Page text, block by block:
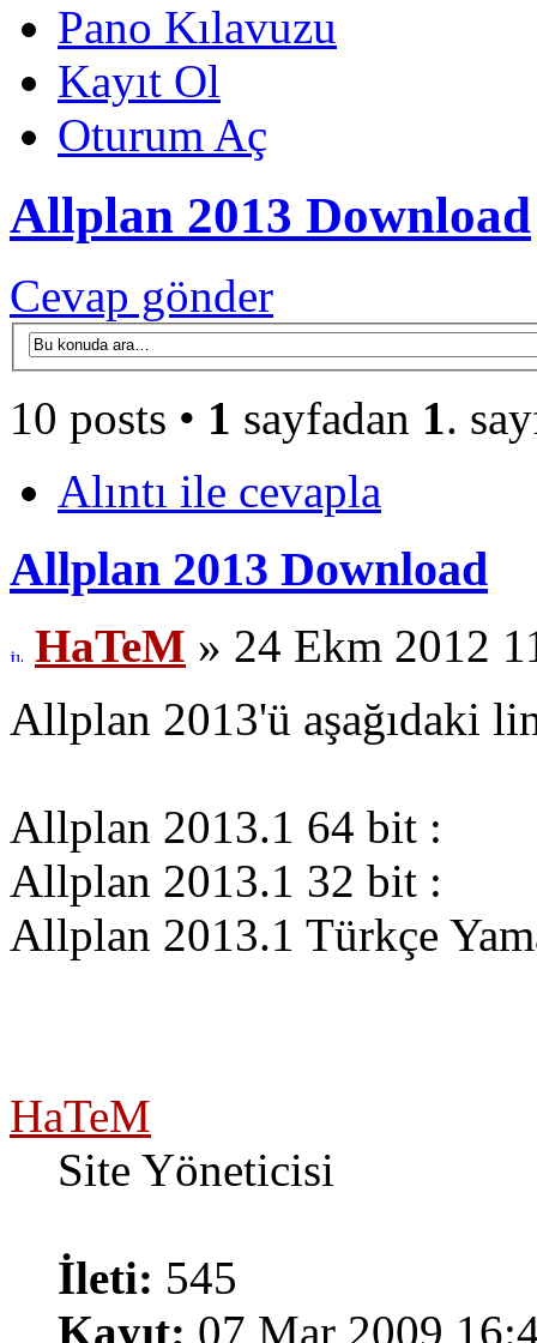
Pano Kılavuzu
Kayıt Ol
Oturum Aç
Allplan 2013 Download
Cevap gönder
10 posts • 1 sayfadan 1.
Alıntı ile cevapla
Allplan 2013 Download
HaTeM » 24 Ekm 2012
Allplan 2013'ü aşağıdaki
Allplan 2013.1 64 bit :
Allplan 2013.1 32 bit :
Allplan 2013.1 Türkçe
HaTeM
Site Yöneticisi
İleti: 545
Kayıt: 07 Mar 2009